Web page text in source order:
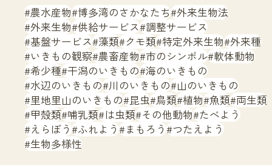
農水産物 博多湾のさかなたち 外来生物法
外来生物 供給サービス 調整サービス
基盤サービス 藻類 クモ類 特定外来生物 外来種
いきもの観察 農畜産物 市のシンボル 軟体動物
希少種 干潟のいきもの 海のいきもの
水辺のいきもの 川のいきもの 山のいきもの
里地里山のいきもの 昆虫 鳥類 植物 魚類 両生類
甲殻類 哺乳類 は虫類 その他動物 たべよう
えらぼう ふれよう まもろう つたえよう
生物多様性